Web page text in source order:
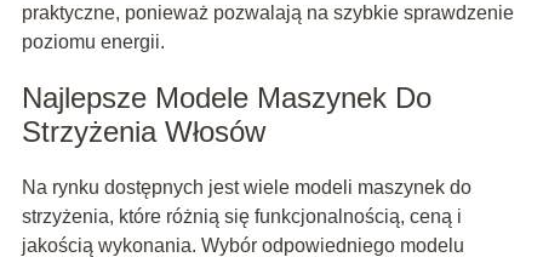
praktyczne, ponieważ pozwalają na szybkie sprawdzenie
poziomu energii.
Najlepsze Modele Maszynek Do
Strzyżenia Włosów
Na rynku dostępnych jest wiele modeli maszynek do
strzyżenia, które różnią się funkcjonalnością, ceną i
jakością wykonania. Wybór odpowiedniego modelu